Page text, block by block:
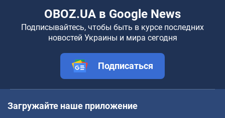
OBOZ.UA в Google News
Подписывайтесь, чтобы быть в курсе последних
новостей Украины и мира сегодня
Подписаться
Загружайте наше приложение